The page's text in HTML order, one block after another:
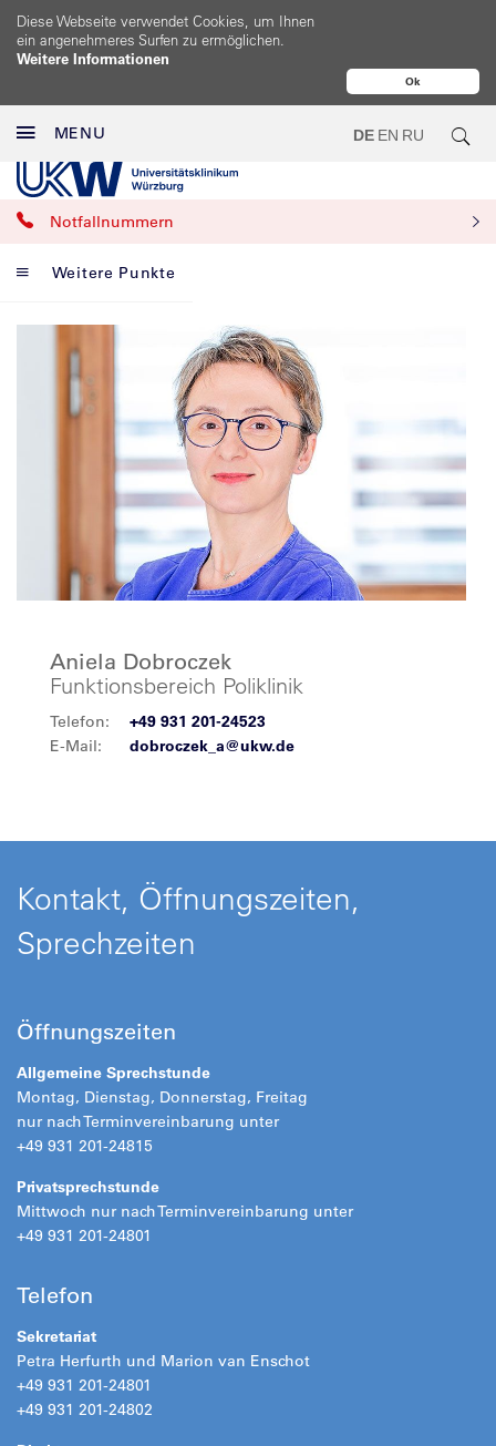
Ok
Diese Webseite verwendet Cookies, um Ihnen
ein angenehmeres Surfen zu ermöglichen.
Weitere Informationen
MENU DE EN RU
Notfallnummern
Weitere Punkte
Aniela Dobroczek
Funktionsbereich Poliklinik
Telefon:
+49 931 201-24523
E-Mail:
dobroczek_a@ukw.de
Kontakt, Öffnungszeiten,
Sprechzeiten
Öffnungszeiten
Allgemeine Sprechstunde
Montag, Dienstag, Donnerstag, Freitag
nur nach Terminvereinbarung unter
+49 931 201-24815
Privatsprechstunde
Mittwoch nur nach Terminvereinbarung unter
+49 931 201-24801
Telefon
Sekretariat
Petra Herfurth und Marion van Enschot
+49 931 201-24801
+49 931 201-24802